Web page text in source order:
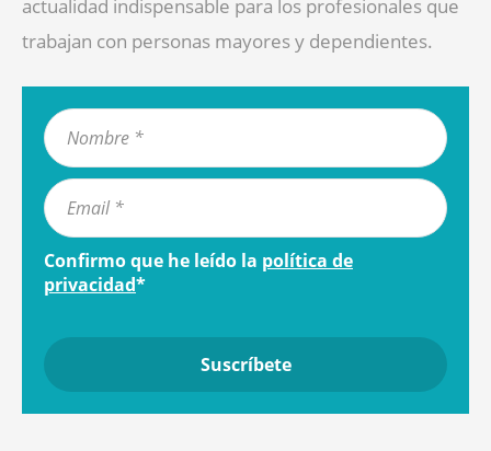
actualidad indispensable para los profesionales que
trabajan con personas mayores y dependientes.
Confirmo que he leído la política de
privacidad*